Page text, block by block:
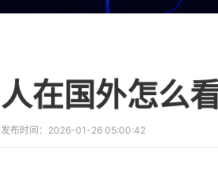
人在国外怎么
发布时间： 2026-01-26 05:00:42